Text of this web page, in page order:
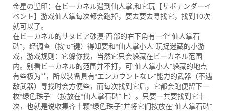
金星の聖印：在ビーカネル遇到仙人掌,和它玩【サボテンダーイ
ベント】游戏仙人掌每次都会跑掉，要去要去寻找它，找到10次
就可以了。
在ビーカネル的サヌビア砂漠·西部的右下角有一个“仙人掌石
碑”，经调查（按“o”键）得知要和“仙人掌小人”玩捉迷藏的小游
戏，游戏规则：它躲你找，当然它只会躲藏在ビーカネル范围
内。别看ビーカネル的范围并不打，可“仙人掌小人”躲藏的地点
有些极为**，所以装备具有“エンカウントなレ”能力的武器（不遇
敌武器）寻找时会方便些，而每次找到它后，它都会跑便留下一
枚“绿色珠子”（按放在“仙人掌石碑”上）。只要一共要找到它十
次，也就是说收集齐十颗“绿色珠子”并将它们按放在“仙人掌石碑”